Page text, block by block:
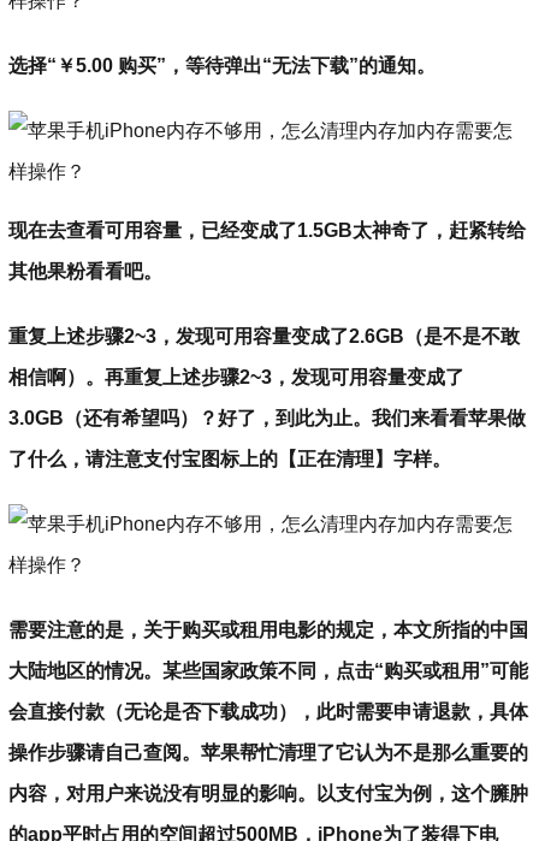
选择“￥5.00 购买”，等待弹出“无法下载”的通知。
现在去查看可用容量，已经变成了1.5GB太神奇了，赶紧转给
其他果粉看看吧。
重复上述步骤2~3，发现可用容量变成了2.6GB（是不是不敢
相信啊）。再重复上述步骤2~3，发现可用容量变成了
3.0GB（还有希望吗）？好了，到此为止。我们来看看苹果做
了什么，请注意支付宝图标上的【正在清理】字样。
需要注意的是，关于购买或租用电影的规定，本文所指的中国
大陆地区的情况。某些国家政策不同，点击“购买或租用”可能
会直接付款（无论是否下载成功），此时需要申请退款，具体
操作步骤请自己查阅。苹果帮忙清理了它认为不是那么重要的
内容，对用户来说没有明显的影响。以支付宝为例，这个臃肿
的app平时占用的空间超过500MB，iPhone为了装得下电